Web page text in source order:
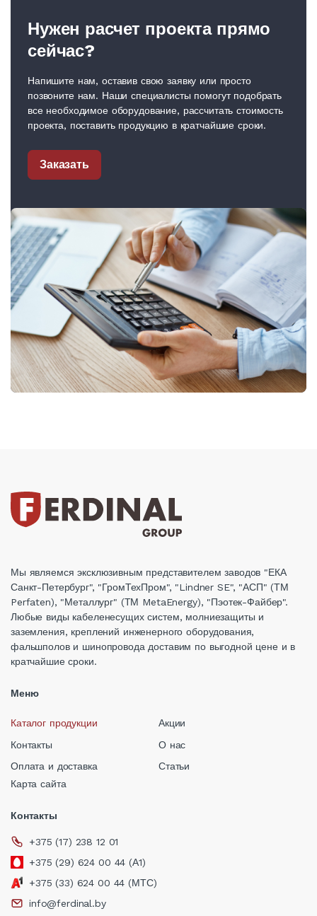
Нужен расчет проекта прямо
сейчас?
Напишите нам, оставив свою заявку или просто
позвоните нам. Наши специалисты помогут подобрать
все необходимое оборудование, рассчитать стоимость
проекта, поставить продукцию в кратчайшие сроки.
Заказать
Мы являемся эксклюзивным представителем заводов "ЕКА
Санкт-Петербург", "ГромТехПром", "Lindner SE", "АСП" (ТМ
Perfaten), "Металлург" (ТМ MetaEnergy), "Пэотек-Файбер".
Любые виды кабеленесущих систем, молниезащиты и
заземления, креплений инженерного оборудования,
фальшполов и шинопровода доставим по выгодной цене и в
кратчайшие сроки.
Меню
Каталог продукции
Акции
Контакты
О нас
Оплата и доставка
Статьи
Карта сайта
Контакты
+375 (17) 238 12 01
+375 (29) 624 00 44 (А1)
+375 (33) 624 00 44 (МТС)
info@ferdinal.by